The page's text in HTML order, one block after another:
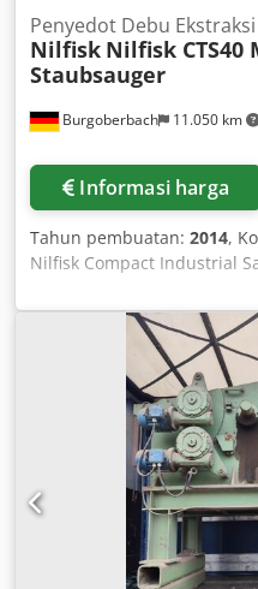
Burgoberbach 11.050 km
Penyedot Debu
Nilfisk Nilfisk CTS40
Staubsauger
Informasi harga
Tahun pembuatan: 2014,
Nilfisk Compact Industrial
CTS40 M Z22 400 V 4 kW 9
explosion-proof The
and ready for immediate
PURCHASE / SALE OF
MACHINES AND MORE
looking for a high-quality
machine for your
yours? For further
visit our website.